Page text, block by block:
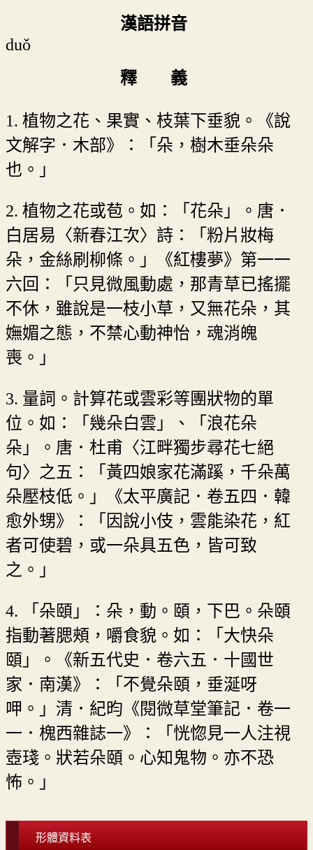
漢語拼音
duǒ
釋 義
1. 植物之花、果實、枝葉下垂貌。《說
文解字．木部》：「朵，樹木垂朵朵
也。」
2. 植物之花或苞。如：「花朵」。唐．
白居易〈新春江次〉詩：「粉片妝梅
朵，金絲刷柳條。」《紅樓夢》第一一
六回：「只見微風動處，那青草已搖擺
不休，雖說是一枝小草，又無花朵，其
嫵媚之態，不禁心動神怡，魂消魄
喪。」
3. 量詞。計算花或雲彩等團狀物的單
位。如：「幾朵白雲」、「浪花朵
朵」。唐．杜甫〈江畔獨步尋花七絕
句〉之五：「黃四娘家花滿蹊，千朵萬
朵壓枝低。」《太平廣記．卷五四．韓
愈外甥》：「因說小伎，雲能染花，紅
者可使碧，或一朵具五色，皆可致
之。」
4. 「朵頤」：朵，動。頤，下巴。朵頤
指動著腮頰，嚼食貌。如：「大快朵
頤」。《新五代史．卷六五．十國世
家．南漢》：「不覺朵頤，垂涎呀
呷。」清．紀昀《閱微草堂筆記．卷一
一．槐西雜誌一》：「恍惚見一人注視
壺琖。狀若朵頤。心知鬼物。亦不恐
怖。」
形體資料表